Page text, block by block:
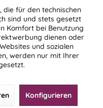
die für den technischen
sind und stets gesetzt
Komfort bei Benutzung
dienen oder
und sozialen
werden nur mit Ihrer
Konfigurieren